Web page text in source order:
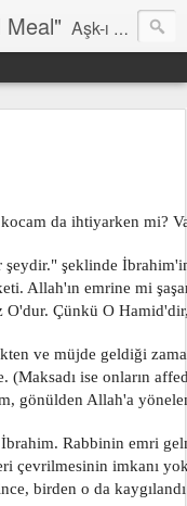
Meal" Aşk-ı Kur'an; Orjinali, devrin tüm şiirlerini ortadan kaldırıp, kendine özgün şiirsel ahengiyle, tahta oturan Kur'an'ı Kerim'dir. Bu çalışma ise şiir tadında, ama şiir olduğu iddaa edilmeyen özgün bir mealidir. Şiir, şairin kendine göre hissettiği, şiir okuyucunun da kendine göre haz aldığı özgün bir duygusal bütünlüktür. İnteraktif Kuran'ı Kerim Meali, işiten herkese kendine has ruhsal bir bütünlük verir.
da ihtiyarken mi?
şeklinde İbrahim'in
Allah'ın emrine mi
Çünkü O
ve müjde geldiği
ise onların
gönülden Allah'a
İbrahim. Rabbinin emri
çevrilmesinin imkanı
birden o da